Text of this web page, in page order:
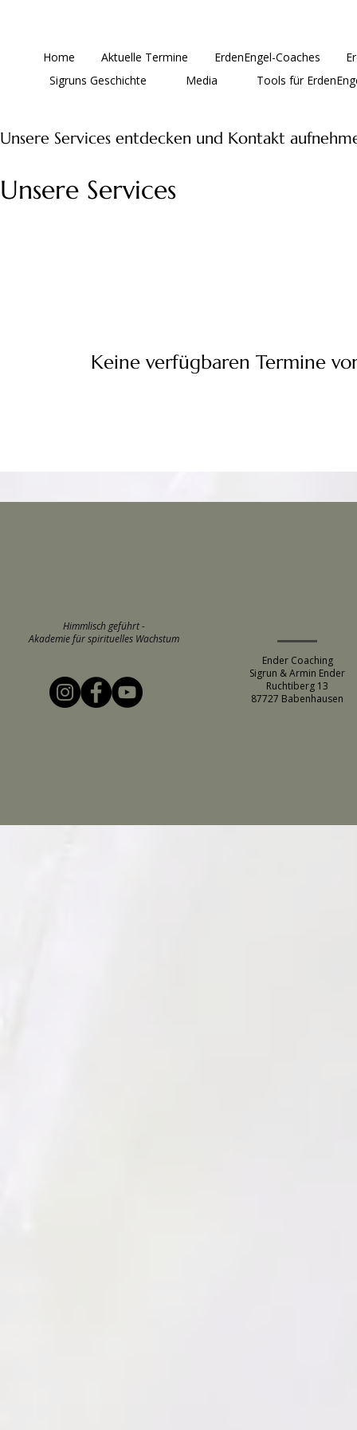
Home Aktuelle Termine ErdenEngel-Coaches
Sigruns Geschichte
Media Tools für
Unsere Services entdecken und Kontakt
Unsere Services
Keine verfügbaren Termine
Himmlisch geführt -
Akademie für spirituelles Wachstum
Ender Coaching
Sigrun & Armin Ender
Ruchtiberg 13
87727 Babenhausen